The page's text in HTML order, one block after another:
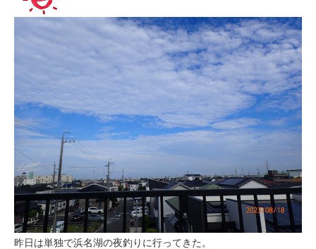
昨日は単独で浜名湖の夜釣りに行ってきた。